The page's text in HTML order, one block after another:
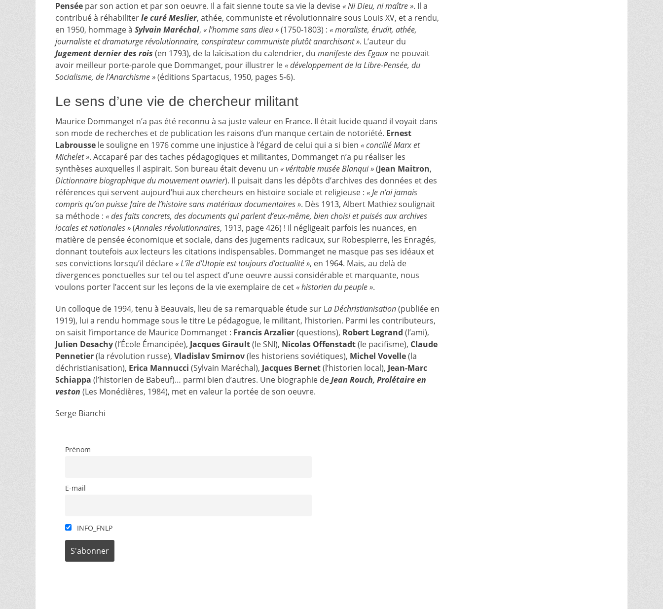
Pensée par son action et par son oeuvre. Il a fait sienne toute sa vie la devise« Ni Dieu, ni maître ». Il a
contribué à réhabiliterle curé Meslier, athée, communiste et révolutionnaire sous Louis XV, et a rendu,
en 1950, hommage à Sylvain Maréchal, « l’homme sans dieu »(1750-1803) : « moraliste, érudit, athée,
journaliste et dramaturge révolutionnaire, conspirateur communiste plutôt anarchisant ». L’auteur du
Jugement dernier des rois (en 1793), de la laïcisation du calendrier, du manifeste des Egaux ne pouvait
avoir meilleur porte-parole que Dommanget, pour illustrer le« développement de la Libre-Pensée, du
Socialisme, de l’Anarchisme »(éditions Spartacus, 1950, pages 5-6).
Le sens d’une vie de chercheur militant
Maurice Dommanget n’a pas été reconnu à sa juste valeur en France. Il était lucide quand il voyait dans
son mode de recherches et de publication les raisons d’un manque certain de notoriété. Ernest
Labrousse le souligne en 1976 comme une injustice à l’égard de celui qui a si bien « concilié Marx et
Michelet ». Accaparé par des taches pédagogiques et militantes, Dommanget n’a pu réaliser les
synthèses auxquelles il aspirait. Son bureau était devenu un « véritable musée Blanqui »(Jean Maitron,
Dictionnaire biographique du mouvement ouvrier). Il puisait dans les dépôts d’archives des données et des
références qui servent aujourd’hui aux chercheurs en histoire sociale et religieuse : « Je n’ai jamais
compris qu’on puisse faire de l’histoire sans matériaux documentaires ». Dès 1913, Albert Mathiez soulignait
sa méthode : « des faits concrets, des documents qui parlent d’eux-même, bien choisi et puisés aux archives
locales et nationales »(Annales révolutionnaires, 1913, page 426) ! Il négligeait parfois les nuances, en
matière de pensée économique et sociale, dans des jugements radicaux, sur Robespierre, les Enragés,
donnant toutefois aux lecteurs les citations indispensables. Dommanget ne masque pas ses idéaux et
ses convictions lorsqu’il déclare« L’île d’Utopie est toujours d’actualité », en 1964. Mais, au delà de
divergences ponctuelles sur tel ou tel aspect d’une oeuvre aussi considérable et marquante, nous
voulons porter l’accent sur les leçons de la vie exemplaire de cet« historien du peuple ».
Un colloque de 1994, tenu à Beauvais, lieu de sa remarquable étude sur La Déchristianisation(publiée en
1919), lui a rendu hommage sous le titre Le pédagogue, le militant, l’historien. Parmi les contributeurs,
on saisit l’importance de Maurice Dommanget : Francis Arzalier(questions), Robert Legrand (l’ami),
Julien Desachy(l’École Émancipée), Jacques Girault(le SNI), Nicolas Offenstadt(le pacifisme), Claude
Pennetier(la révolution russe), Vladislav Smirnov(les historiens soviétiques), Michel Vovelle(la
déchristianisation), Erica Mannucci (Sylvain Maréchal), Jacques Bernet(l’historien local), Jean-Marc
Schiappa (l’historien de Babeuf)… parmi bien d’autres. Une biographie deJean Rouch, Prolétaire en
veston (Les Monédières, 1984), met en valeur la portée de son oeuvre.
Serge Bianchi
Prénom
E-mail
INFO_FNLP